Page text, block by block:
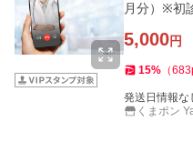
月分）※初
5,000円
15% （683
発送日情報な
くまポン